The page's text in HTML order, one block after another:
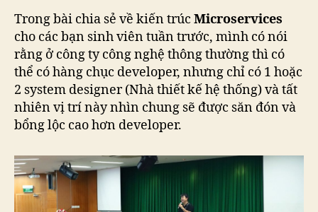
Trong bài chia sẻ về kiến trúc Microservices
cho các bạn sinh viên tuần trước, mình có nói
rằng ở công ty công nghệ thông thường thì có
thể có hàng chục developer, nhưng chỉ có 1 hoặc
2 system designer (Nhà thiết kế hệ thống) và tất
nhiên vị trí này nhìn chung sẽ được săn đón và
bổng lộc cao hơn developer.